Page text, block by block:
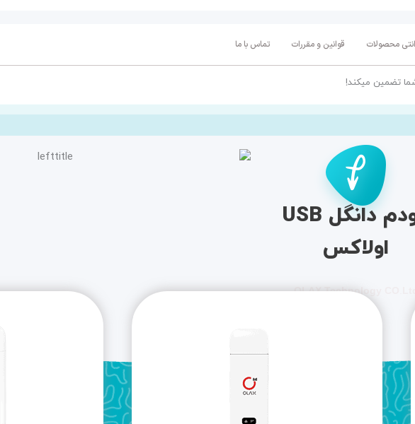
محصولات قوانین و مقررات تماس با ما
تضمین میکند!
مودم دانگل USB
اولاکس
OLAX Technology CO